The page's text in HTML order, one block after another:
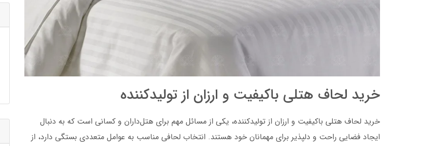
خرید لحاف هتلی باکیفیت و ارزان از تولیدکننده
خرید لحاف هتلی باکیفیت و ارزان از تولیدکننده، یکی از مسائل مهم برای هتل‌داران و کسانی است که به دنبال
ایجاد فضایی راحت و دلپذیر برای مهمانان خود هستند. انتخاب لحافی مناسب به عوامل متعددی بستگی دارد، از